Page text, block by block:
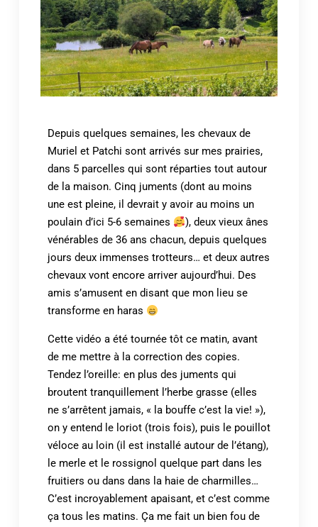
Depuis quelques semaines, les chevaux de
Muriel et Patchi sont arrivés sur mes prairies,
dans 5 parcelles qui sont réparties tout autour
de la maison. Cinq juments (dont au moins
une est pleine, il devrait y avoir au moins un
poulain d’ici 5-6 semaines
), deux vieux ânes
vénérables de 36 ans chacun, depuis quelques
jours deux immenses trotteurs… et deux autres
chevaux vont encore arriver aujourd’hui. Des
amis s’amusent en disant que mon lieu se
transforme en haras
Cette vidéo a été tournée tôt ce matin, avant
de me mettre à la correction des copies.
Tendez l’oreille: en plus des juments qui
broutent tranquillement l’herbe grasse (elles
ne s’arrêtent jamais, « la bouffe c’est la vie! »),
on y entend le loriot (trois fois), puis le pouillot
véloce au loin (il est installé autour de l’étang),
le merle et le rossignol quelque part dans les
fruitiers ou dans dans la haie de charmilles…
C’est incroyablement apaisant, et c’est comme
ça tous les matins. Ça me fait un bien fou de